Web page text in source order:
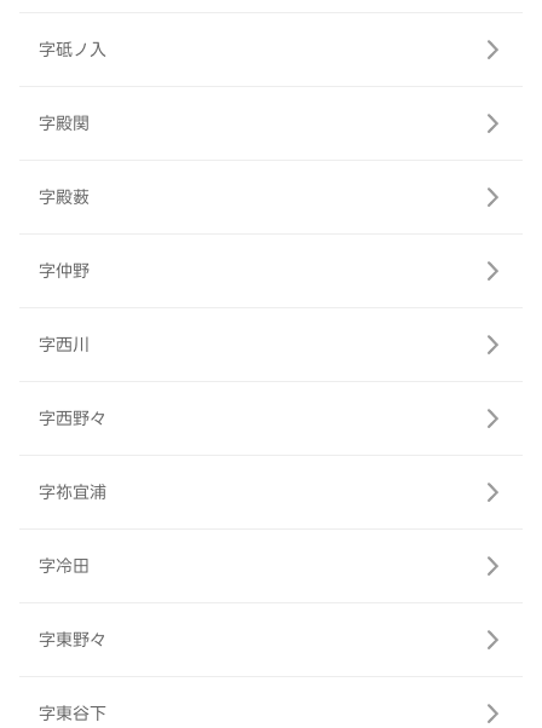
字砥ノ入
字殿関
字殿薮
字仲野
字西川
字西野々
字祢宜浦
字冷田
字東野々
字東谷下